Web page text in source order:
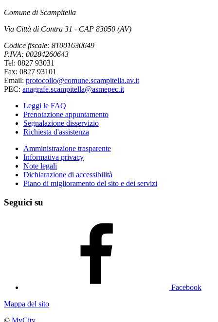
Comune di Scampitella
Via Città di Contra 31 - CAP 83050 (AV)
Codice fiscale: 81001630649
P.IVA: 00284260643
Tel: 0827 93031
Fax: 0827 93101
Email: protocollo@comune.scampitella.av.it
PEC: anagrafe.scampitella@asmepec.it
Leggi le FAQ
Prenotazione appuntamento
Segnalazione disservizio
Richiesta d'assistenza
Amministrazione trasparente
Informativa privacy
Note legali
Dichiarazione di accessibilità
Piano di miglioramento del sito e dei servizi
Seguici su
Facebook
Mappa del sito
© MyCity